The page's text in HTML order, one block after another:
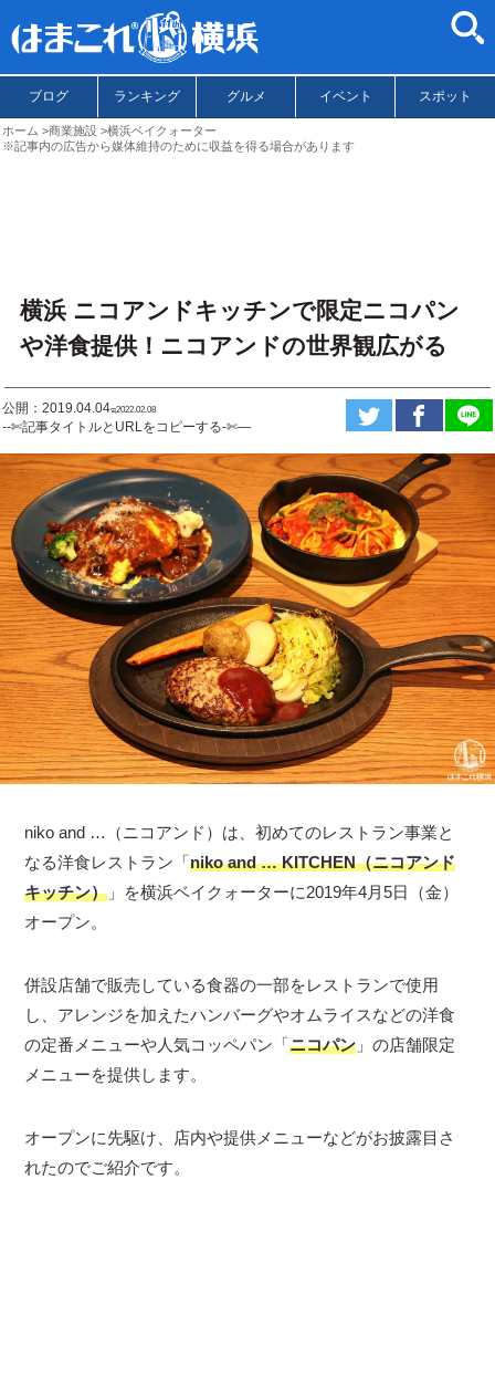
ブログ ランキング グルメ イベント スポット
ホーム 商業施設
横浜ベイクォーター
※記事内の広告から媒体維持のために収益を得る場合があります
横浜 ニコアンドキッチンで限定ニコパン
や洋食提供！ニコアンドの世界観広がる
公開：2019.04.04ಇ2022.02.08
--✄記事タイトルとURLをコピーする-✄—
niko and …（ニコアンド）は、初めてのレストラン事業と
なる洋食レストラン「niko and … KITCHEN（ニコアンド
キッチン） 」を横浜ベイクォーターに2019年4月5日（金）
オープン。
併設店舗で販売している食器の一部をレストランで使用
し、アレンジを加えたハンバーグやオムライスなどの洋食
の定番メニューや人気コッペパン「ニコパン 」の店舗限定
メニューを提供します。
オープンに先駆け、店内や提供メニューなどがお披露目さ
れたのでご紹介です。